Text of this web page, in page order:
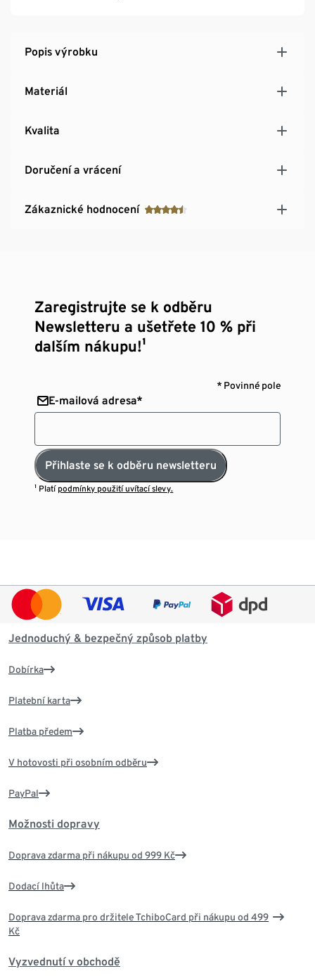
Popis výrobku
Materiál
Kvalita
Doručení a vrácení
Zákaznické hodnocení
Zaregistrujte se k odběru
Newsletteru a ušetřete 10 % při
dalším nákupu!¹
* Povinné pole
E-mailová adresa*
Přihlaste se k odběru newsletteru
¹ Platí podmínky použití uvítací slevy.
Jednoduchý & bezpečný způsob platby
Dobírka
Platební karta
Platba předem
V hotovosti při osobním odběru
PayPal
Možnosti dopravy
Doprava zdarma při nákupu od 999 Kč
Dodací lhůta
Doprava zdarma pro držitele TchiboCard při nákupu od 499
Kč
Vyzvednutí v obchodě